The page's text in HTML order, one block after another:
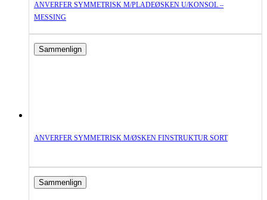
ANVERFER SYMMETRISK M/PLADEØSKEN U/KONSOL –
MESSING
Sammenlign
ANVERFER SYMMETRISK M/ØSKEN FINSTRUKTUR SORT
Sammenlign